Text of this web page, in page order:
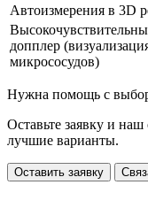
Автоизмерения в 3D
допплер
микрососудов)
Нужна помощь с
Оставьте заявку и
лучшие варианты.
Оставить заявку